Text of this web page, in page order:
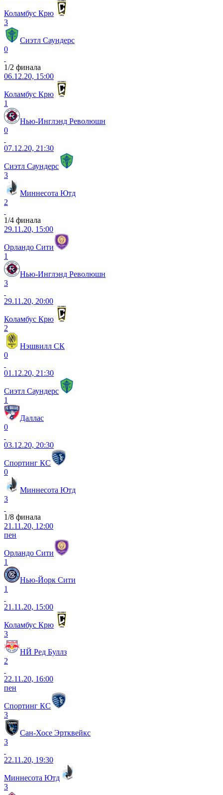
Коламбус Крю
3
Сиэтл Саундерс
0
1/2 финала
06.12.20, 15:00
Коламбус Крю
1
Нью-Инглэнд Революшн
0
07.12.20, 21:30
Сиэтл Саундерс
3
Миннесота Ютд
2
1/4 финала
29.11.20, 15:00
Орландо Сити
1
Нью-Инглэнд Революшн
3
29.11.20, 20:00
Коламбус Крю
2
Нэшвилл СК
0
01.12.20, 21:30
Сиэтл Саундерс
1
Даллас
0
03.12.20, 20:30
Спортинг КС
0
Миннесота Ютд
3
1/8 финала
21.11.20, 12:00
пен
Орландо Сити
1
Нью-Йорк Сити
1
21.11.20, 15:00
Коламбус Крю
3
НЙ Ред Буллз
2
22.11.20, 16:00
пен
Спортинг КС
3
Сан-Хосе Эртквейкс
3
22.11.20, 19:30
Миннесота Ютд
3